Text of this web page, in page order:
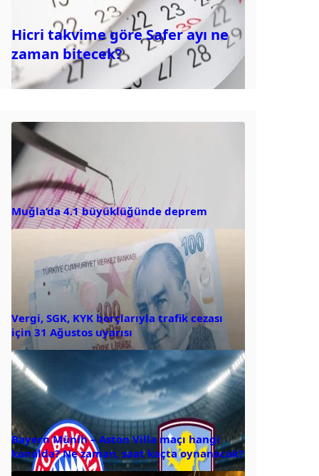
Hicri takvime göre Safer ayı ne
zaman bitecek?
Muğla’da 4.1 büyüklüğünde deprem
Vergi, SGK, KYK borçlarıyla trafik cezası
için 31 Ağustos uyarısı
Bayern Münih – Aston Villa maçı hangi
kanalda? Ne zaman, saat kaçta oynanacak?